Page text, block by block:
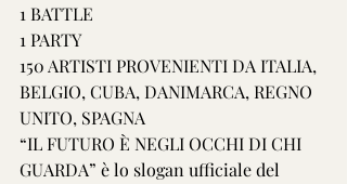
1 BATTLE
1 PARTY
150 ARTISTI PROVENIENTI DA ITALIA,
BELGIO, CUBA, DANIMARCA, REGNO
UNITO, SPAGNA
“IL FUTURO È NEGLI OCCHI DI CHI
GUARDA” è lo slogan ufficiale del